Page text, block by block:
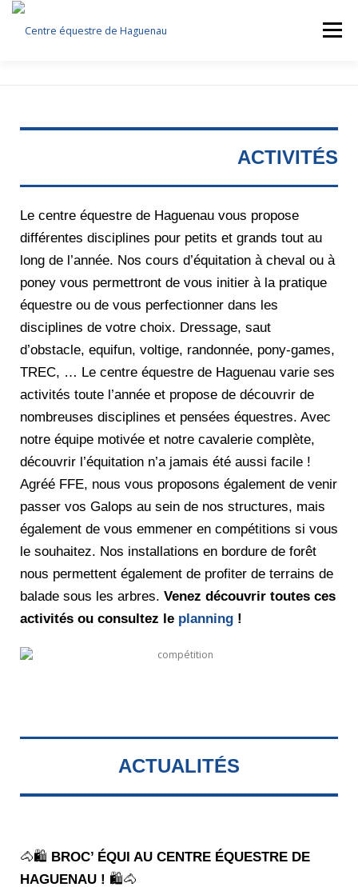
Menu
ESPACE CAVALIER
BOUTIQUE CONTACT
ACTIVITÉS
Le centre équestre de Haguenau vous propose
différentes disciplines pour petits et grands tout au
long de l’année. Nos cours d’équitation à cheval ou à
poney vous permettront de vous initier à la pratique
équestre ou de vous perfectionner dans les
disciplines de votre choix. Dressage, saut
d’obstacle, equifun, voltige, randonnée, pony-games,
TREC, … Le centre équestre de Haguenau varie ses
activités toute l’année et propose de découvrir de
nombreuses disciplines et pensées équestres. Avec
notre équipe motivée et notre cavalerie complète,
découvrir l’équitation n’a jamais été aussi facile !
Agréé FFE, nous vous proposons également de venir
passer vos Galops au sein de nos structures, mais
également de vous emmener en compétitions si vous
le souhaitez. Nos installations en bordure de forêt
nous permettent également de profiter de terrains de
balade sous les arbres. Venez découvrir toutes ces
activités ou consultez le planning !
ACTUALITÉS
🐴🛍️ BROC’ ÉQUI AU CENTRE ÉQUESTRE DE
HAGUENAU ! 🛍️🐴